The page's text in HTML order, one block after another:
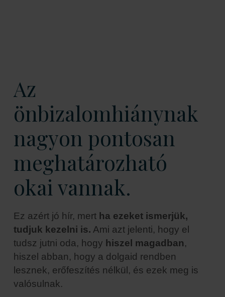
Az
önbizalomhiánynak
nagyon pontosan
meghatározható
okai vannak.
Ez azért jó hír, mert ha ezeket ismerjük,
tudjuk kezelni is. Ami azt jelenti, hogy el
tudsz jutni oda, hogy hiszel magadban,
hiszel abban, hogy a dolgaid rendben
lesznek, erőfeszítés nélkül, és ezek meg is
valósulnak.